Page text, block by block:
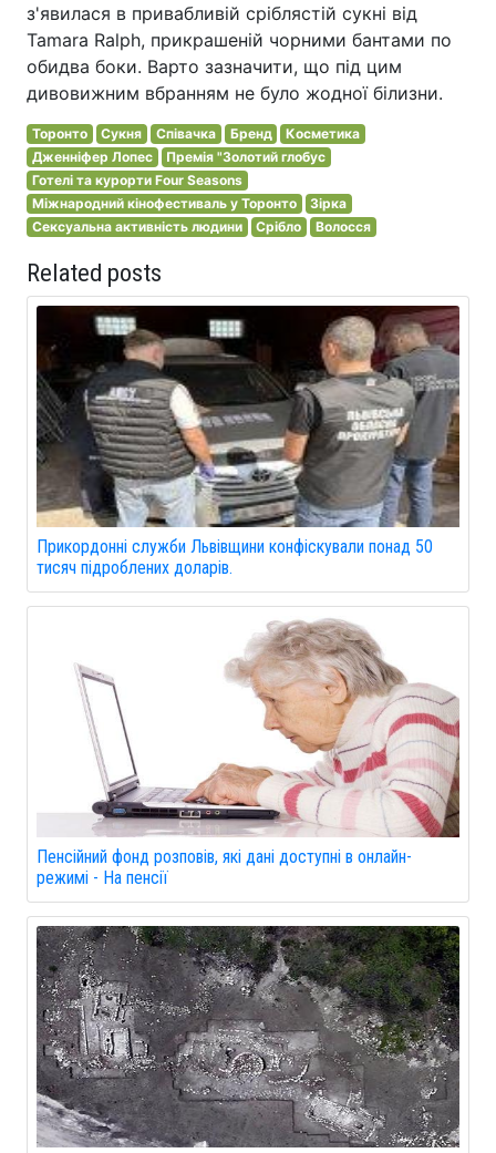
з'явилася в привабливій сріблястій сукні від
Tamara Ralph, прикрашеній чорними бантами по
обидва боки. Варто зазначити, що під цим
дивовижним вбранням не було жодної білизни.
Торонто Сукня Співачка Бренд
Косметика
Дженніфер Лопес
Премія "Золотий глобус
Готелі та курорти Four Seasons
Міжнародний кінофестиваль у Торонто
Зірка
Сексуальна активність людини
Срібло Волосся
Related posts
Прикордонні служби Львівщини конфіскували понад 50
тисяч підроблених доларів.
Пенсійний фонд розповів, які дані доступні в онлайн-
режимі - На пенсії